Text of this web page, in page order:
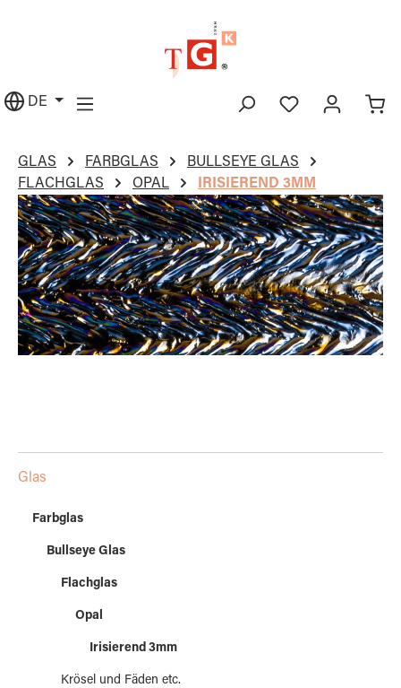
DE
GLAS FARBGLAS
BULLSEYE GLAS
FLACHGLAS
OPAL IRISIEREND 3MM
Glas
Farbglas
Bullseye Glas
Flachglas
Opal
Irisierend 3mm
Krösel und Fäden etc.